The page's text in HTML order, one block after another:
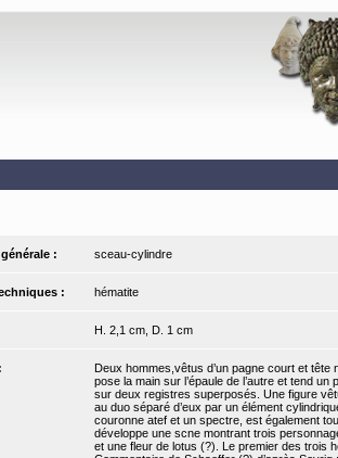
: sceau-cylindre
: hématite
H. 2,1 cm, D. 1 cm
Deux hommes,vêtus d’un pagne court et tête
pose la main sur l’épaule de l’autre et tend
sur deux registres superposés. Une figure
au duo séparé d’eux par un élément
couronne atef et un spectre, est également
développe une scne montrant trois
et une fleur de lotus (?). Le premier des trois